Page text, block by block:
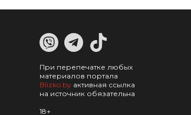
При перепечатке любых
материалов портала
Blizko.by активная ссылка
на источник обязательна
18+